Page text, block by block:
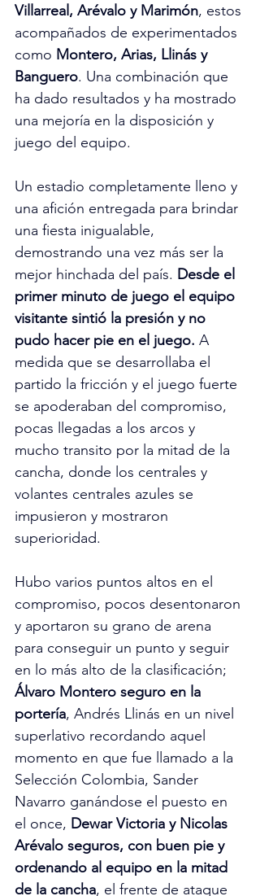
Villarreal, Arévalo y Marimón, estos
acompañados de experimentados
como Montero, Arias, Llinás y
Banguero. Una combinación que
ha dado resultados y ha mostrado
una mejoría en la disposición y
juego del equipo.
Un estadio completamente lleno y
una afición entregada para brindar
una fiesta inigualable,
demostrando una vez más ser la
mejor hinchada del país. Desde el
primer minuto de juego el equipo
visitante sintió la presión y no
pudo hacer pie en el juego. A
medida que se desarrollaba el
partido la fricción y el juego fuerte
se apoderaban del compromiso,
pocas llegadas a los arcos y
mucho transito por la mitad de la
cancha, donde los centrales y
volantes centrales azules se
impusieron y mostraron
superioridad.
Hubo varios puntos altos en el
compromiso, pocos desentonaron
y aportaron su grano de arena
para conseguir un punto y seguir
en lo más alto de la clasificación;
Álvaro Montero seguro en la
portería, Andrés Llinás en un nivel
superlativo recordando aquel
momento en que fue llamado a la
Selección Colombia, Sander
Navarro ganándose el puesto en
el once, Dewar Victoria y Nicolas
Arévalo seguros, con buen pie y
ordenando al equipo en la mitad
de la cancha, el frente de ataque